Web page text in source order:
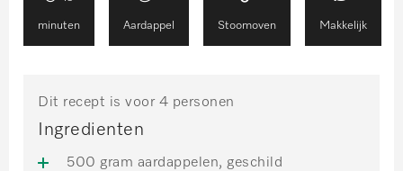
minuten Aardappel Stoomoven Makkelijk
Dit recept is voor 4 personen
Ingredienten
500 gram aardappelen, geschild